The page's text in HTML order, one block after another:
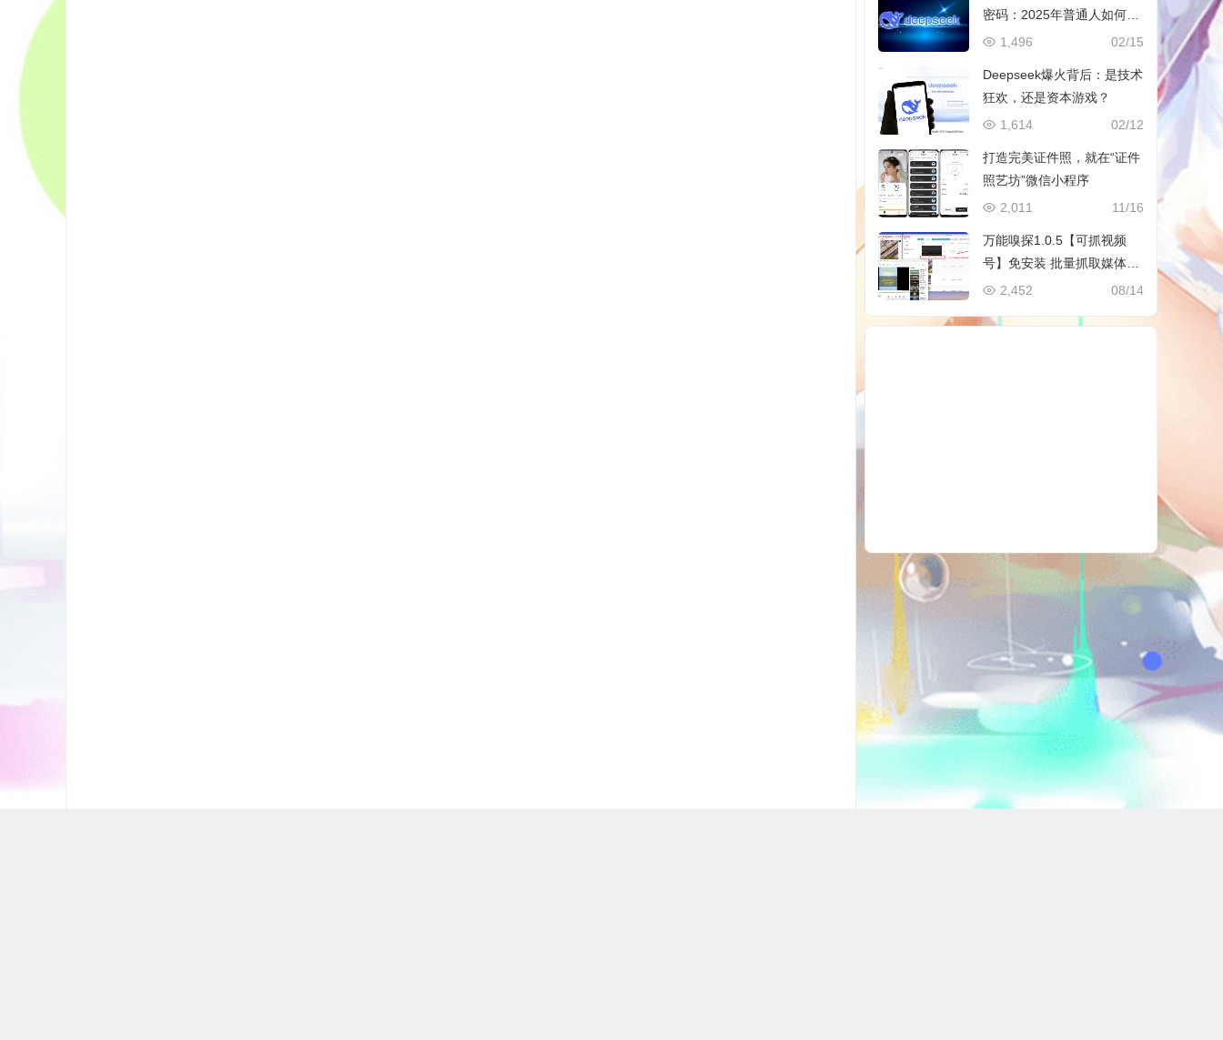
密码：2025年普通人如何抓
住AI创业风口？
02/15
1,496
Deepseek爆火背后：是技术
狂欢，还是资本游戏？
02/12
1,614
打造完美证件照，就在“证件
照艺坊”微信小程序
11/16
2,011
万能嗅探1.0.5【可抓视频
号】免安装 批量抓取媒体文
件
08/14
2,452